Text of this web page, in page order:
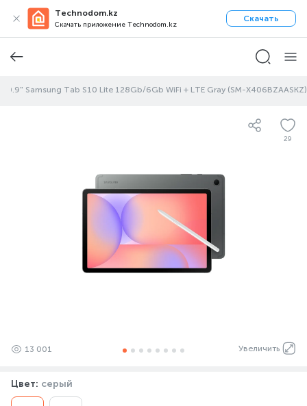
Technodom.kz
Скачать приложение Technodom.kz
Скачать
Samsung Tab S10 Lite 128Gb/6Gb WiFi + LTE Gray (SM-X406BZAASKZ)
29
Увеличить
13 001
Цвет: серый